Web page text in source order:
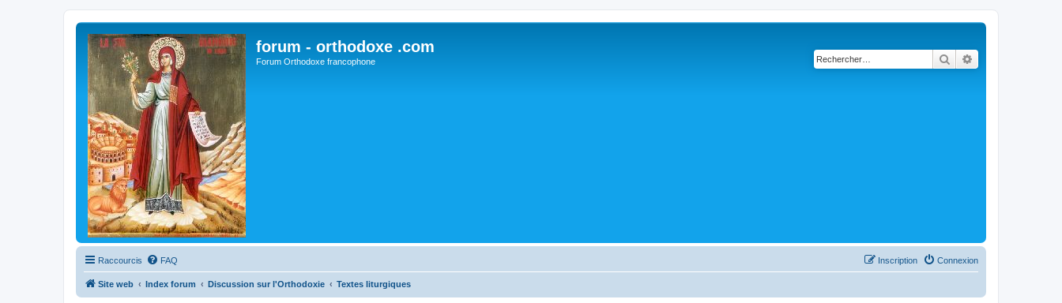
forum - orthodoxe .com
Forum Orthodoxe francophone Rechercher
Raccourcis FAQ Connexion
Inscription
Site web Index forum Discussion sur l'Orthodoxie Textes liturgiques